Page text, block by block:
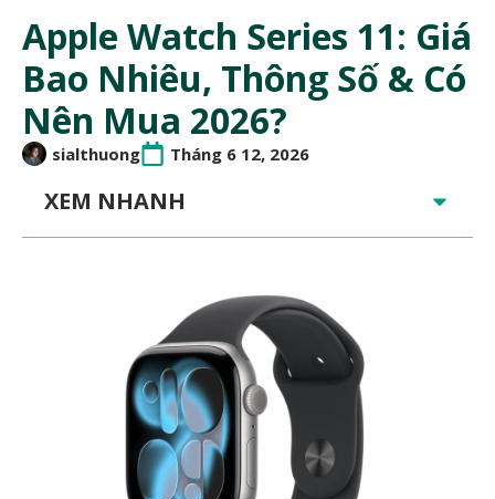
Apple Watch Series 11: Giá
Bao Nhiêu, Thông Số & Có
Nên Mua 2026?
sialthuong Tháng 6 12, 2026
XEM NHANH